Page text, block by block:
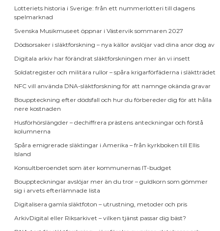
Lotteriets historia i Sverige: från ett nummerlotteri till dagens
spelmarknad
Svenska Musikmuseet öppnar i Västervik sommaren 2027
Dödsorsaker i släktforskning – nya källor avslöjar vad dina anor dog av
Digitala arkiv har förändrat släktforskningen mer än vi insett
Soldatregister och militära rullor – spåra krigarförfäderna i släktträdet
NFC vill använda DNA-släktforskning för att namnge okända gravar
Bouppteckning efter dödsfall och hur du förbereder dig för att hålla
nere kostnaden
Husförhörslängder – dechiffrera prästens anteckningar och förstå
kolumnerna
Spåra emigrerade släktingar i Amerika – från kyrkboken till Ellis
Island
Konsultberoendet som äter kommunernas IT-budget
Bouppteckningar avslöjar mer än du tror – guldkorn som gömmer
sig i arvets efterlämnade lista
Digitalisera gamla släktfoton – utrustning, metoder och pris
ArkivDigital eller Riksarkivet – vilken tjänst passar dig bäst?